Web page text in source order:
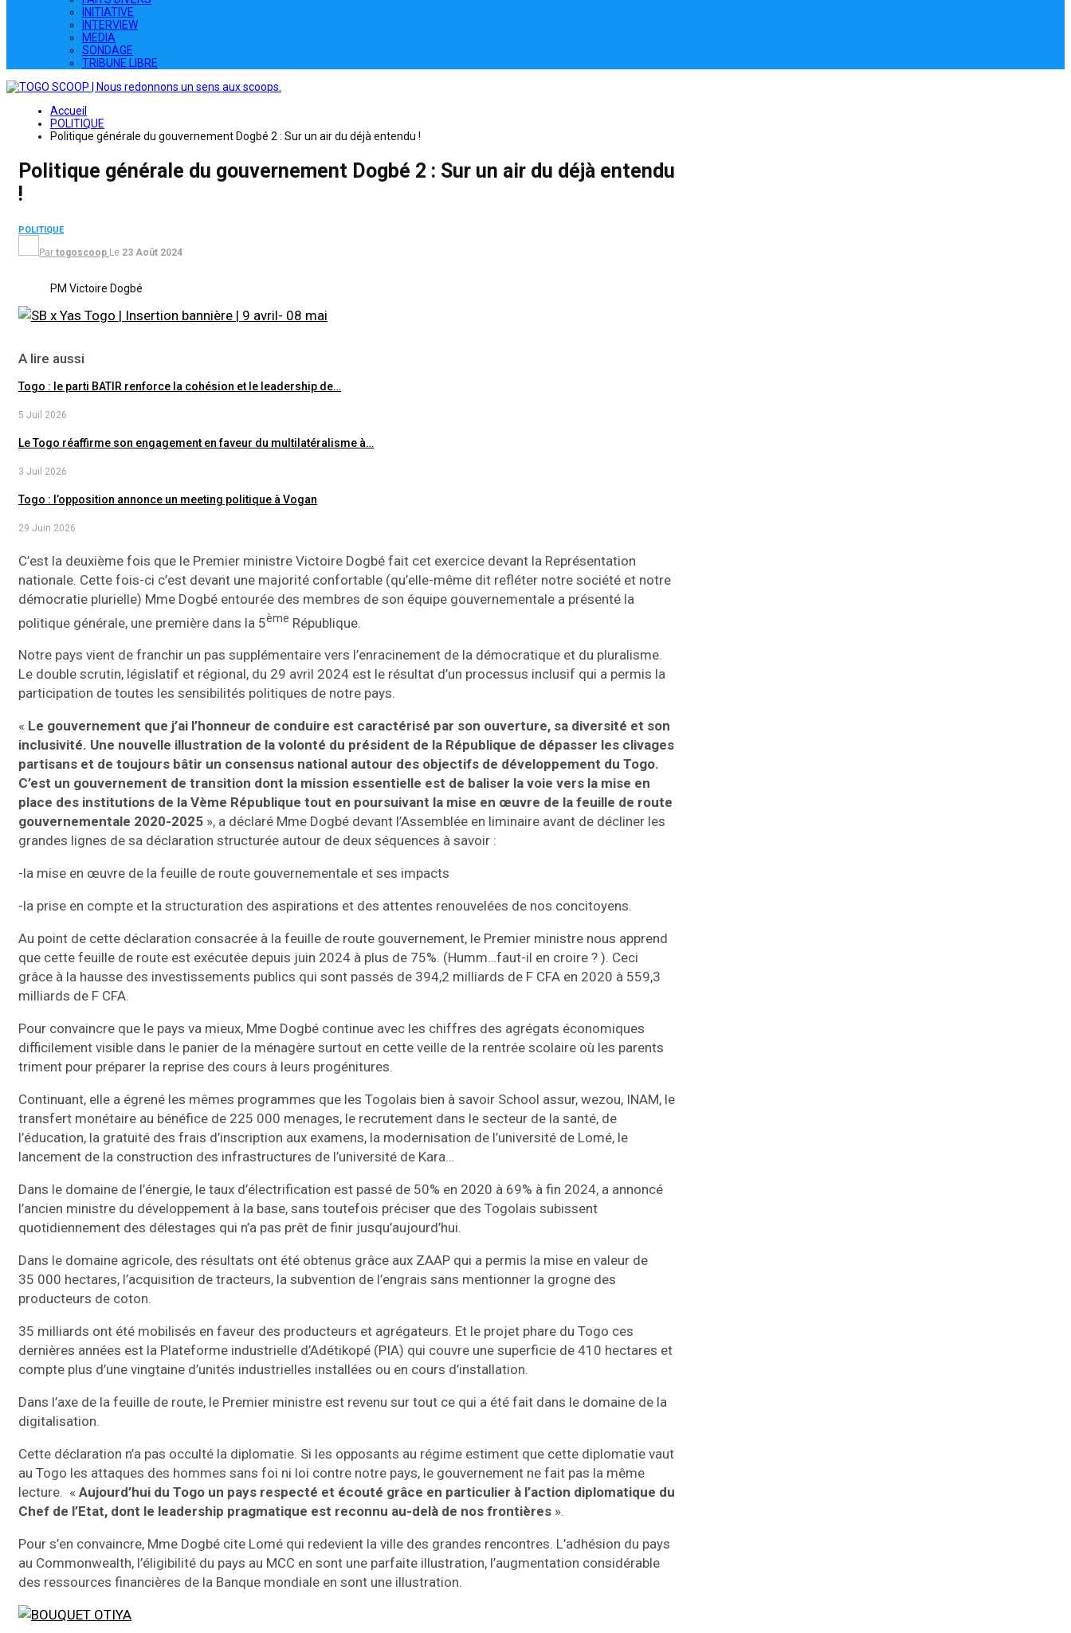
INITIATIVE
INTERVIEW
MEDIA
SONDAGE
TRIBUNE LIBRE
Accueil
POLITIQUE
Politique générale du gouvernement Dogbé 2 : Sur un air du déjà entendu !
Politique générale du gouvernement Dogbé 2 : Sur un air du déjà entendu
!
POLITIQUE
Par togoscoop Le 23 Août 2024
PM Victoire Dogbé
A lire aussi
Togo : le parti BATIR renforce la cohésion et le leadership de…
5 Juil 2026
Le Togo réaffirme son engagement en faveur du multilatéralisme à…
3 Juil 2026
Togo : l’opposition annonce un meeting politique à Vogan
29 Juin 2026
C’est la deuxième fois que le Premier ministre Victoire Dogbé fait cet exercice devant la Représentation
nationale. Cette fois-ci c’est devant une majorité confortable (qu’elle-même dit refléter notre société et notre
démocratie plurielle) Mme Dogbé entourée des membres de son équipe gouvernementale a présenté la
politique générale, une première dans la 5ème République.
Notre pays vient de franchir un pas supplémentaire vers l’enracinement de la démocratique et du pluralisme.
Le double scrutin, législatif et régional, du 29 avril 2024 est le résultat d’un processus inclusif qui a permis la
participation de toutes les sensibilités politiques de notre pays.
« Le gouvernement que j’ai l’honneur de conduire est caractérisé par son ouverture, sa diversité et son
inclusivité. Une nouvelle illustration de la volonté du président de la République de dépasser les clivages
partisans et de toujours bâtir un consensus national autour des objectifs de développement du Togo.
C’est un gouvernement de transition dont la mission essentielle est de baliser la voie vers la mise en
place des institutions de la Vème République tout en poursuivant la mise en œuvre de la feuille de route
gouvernementale 2020-2025 », a déclaré Mme Dogbé devant l’Assemblée en liminaire avant de décliner les
grandes lignes de sa déclaration structurée autour de deux séquences à savoir :
-la mise en œuvre de la feuille de route gouvernementale et ses impacts
-la prise en compte et la structuration des aspirations et des attentes renouvelées de nos concitoyens.
Au point de cette déclaration consacrée à la feuille de route gouvernement, le Premier ministre nous apprend
que cette feuille de route est exécutée depuis juin 2024 à plus de 75%. (Humm…faut-il en croire ? ). Ceci
grâce à la hausse des investissements publics qui sont passés de 394,2 milliards de F CFA en 2020 à 559,3
milliards de F CFA.
Pour convaincre que le pays va mieux, Mme Dogbé continue avec les chiffres des agrégats économiques
difficilement visible dans le panier de la ménagère surtout en cette veille de la rentrée scolaire où les parents
triment pour préparer la reprise des cours à leurs progénitures.
Continuant, elle a égrené les mêmes programmes que les Togolais bien à savoir School assur, wezou, INAM, le
transfert monétaire au bénéfice de 225 000 menages, le recrutement dans le secteur de la santé, de
l’éducation, la gratuité des frais d’inscription aux examens, la modernisation de l’université de Lomé, le
lancement de la construction des infrastructures de l’université de Kara…
Dans le domaine de l’énergie, le taux d’électrification est passé de 50% en 2020 à 69% à fin 2024, a annoncé
l’ancien ministre du développement à la base, sans toutefois préciser que des Togolais subissent
quotidiennement des délestages qui n’a pas prêt de finir jusqu’aujourd’hui.
Dans le domaine agricole, des résultats ont été obtenus grâce aux ZAAP qui a permis la mise en valeur de
35 000 hectares, l’acquisition de tracteurs, la subvention de l’engrais sans mentionner la grogne des
producteurs de coton.
35 milliards ont été mobilisés en faveur des producteurs et agrégateurs. Et le projet phare du Togo ces
dernières années est la Plateforme industrielle d’Adétikopé (PIA) qui couvre une superficie de 410 hectares et
compte plus d’une vingtaine d’unités industrielles installées ou en cours d’installation.
Dans l’axe de la feuille de route, le Premier ministre est revenu sur tout ce qui a été fait dans le domaine de la
digitalisation.
Cette déclaration n’a pas occulté la diplomatie. Si les opposants au régime estiment que cette diplomatie vaut
au Togo les attaques des hommes sans foi ni loi contre notre pays, le gouvernement ne fait pas la même
lecture. « Aujourd’hui du Togo un pays respecté et écouté grâce en particulier à l’action diplomatique du
Chef de l’Etat, dont le leadership pragmatique est reconnu au-delà de nos frontières ».
Pour s’en convaincre, Mme Dogbé cite Lomé qui redevient la ville des grandes rencontres. L’adhésion du pays
au Commonwealth, l’éligibilité du pays au MCC en sont une parfaite illustration, l’augmentation considérable
des ressources financières de la Banque mondiale en sont une illustration.